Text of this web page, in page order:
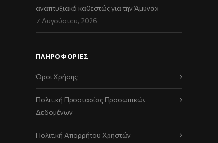
αναπτυξιακό καθεστώς για την Άμυνα»
7 Αυγούστου, 2026
ΠΛΗΡΟΦΟΡΙΕΣ
Όροι Χρήσης
Πολιτική Προστασίας Προσωπικών
Δεδομένων
Πολιτική Απορρήτου Χρηστών